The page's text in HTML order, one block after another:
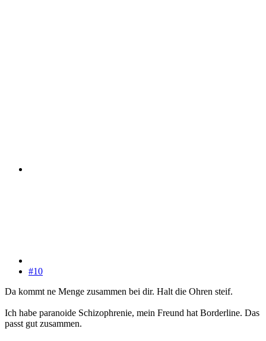
#10
Da kommt ne Menge zusammen bei dir. Halt die Ohren steif.
Ich habe paranoide Schizophrenie, mein Freund hat Borderline. Das
passt gut zusammen.